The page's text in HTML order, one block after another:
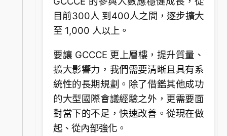
目前300人 到400人之間，逐步擴大
至 1,000 人以上。
要讓 GCCCE 更上層樓，提升質量、
擴大影響力，我們需要清晰且具有系
統性的長期規劃。除了借鑑其他成功
的大型國際會議經驗之外，更需要面
對當下的不足，快速改善。從現在做
起、從內部強化。